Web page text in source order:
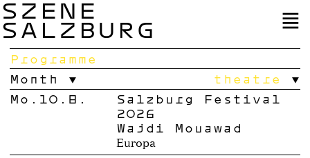
SZENE
SALZBURG
Programme
Month
theatre
Mo.10.8.
Salzburg Festival
2026
Wajdi Mouawad
Europa